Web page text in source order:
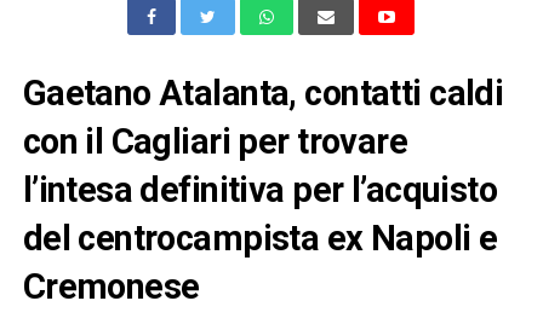
Gaetano Atalanta, contatti caldi
con il Cagliari per trovare
l’intesa definitiva per l’acquisto
del centrocampista ex Napoli e
Cremonese